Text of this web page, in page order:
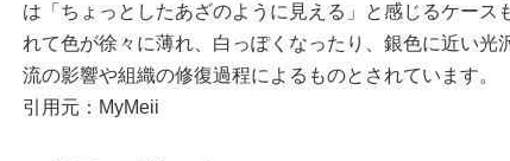
は「ちょっとしたあざのように見える」と感じるケース
れて色が徐々に薄れ、白っぽくなったり、銀色に近い光
流の影響や組織の修復過程によるものとされています。
引用元： MyMeii